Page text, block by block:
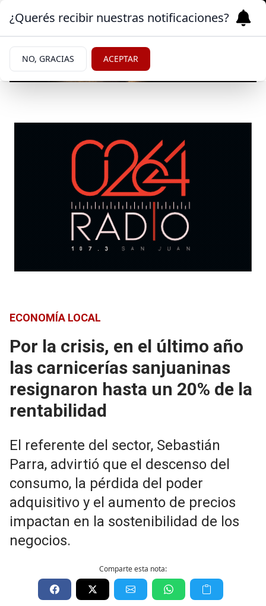
ECONOMÍA LOCAL
Por la crisis, en el último año
las carnicerías sanjuaninas
resignaron hasta un 20% de la
rentabilidad
El referente del sector, Sebastián
Parra, advirtió que el descenso del
consumo, la pérdida del poder
adquisitivo y el aumento de precios
impactan en la sostenibilidad de los
negocios.
Comparte esta nota:
¿Querés recibir nuestras notificaciones?
NO, GRACIAS ACEPTAR